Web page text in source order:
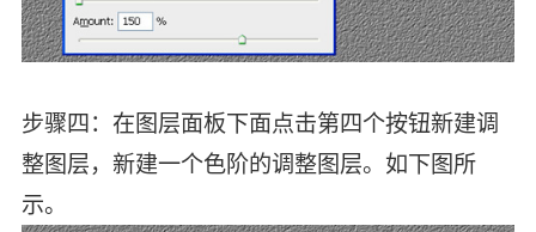
步骤四：在图层面板下面点击第四个按钮新建调
整图层，新建一个色阶的调整图层。如下图所
示。